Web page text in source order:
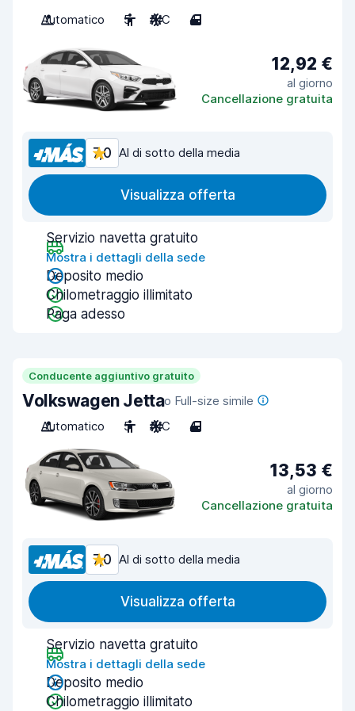
Automatico
5 A/C 4
12,92 €
al giorno
Cancellazione gratuita
7,0 Al di sotto della media
Visualizza offerta
Servizio navetta gratuito
Mostra i dettagli della sede
Deposito medio
Chilometraggio illimitato
Paga adesso
Conducente aggiuntivo gratuito
Volkswagen Jettao Full-size simile
Automatico
5 A/C 4
13,53 €
al giorno
Cancellazione gratuita
7,0 Al di sotto della media
Visualizza offerta
Servizio navetta gratuito
Mostra i dettagli della sede
Deposito medio
Chilometraggio illimitato